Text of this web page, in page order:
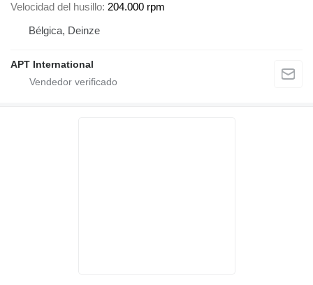
Velocidad del husillo 204.000 rpm
Bélgica, Deinze
APT International